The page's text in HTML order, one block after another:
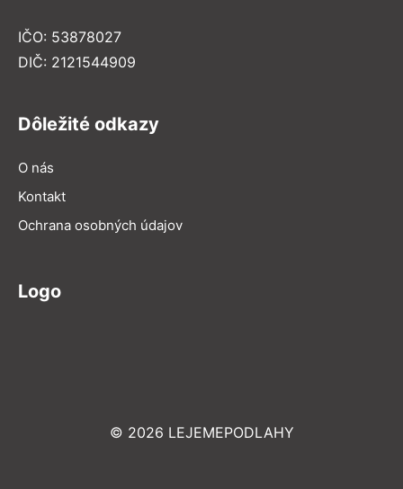
IČO: 53878027
DIČ: 2121544909
Dôležité odkazy
O nás
Kontakt
Ochrana osobných údajov
Logo
© 2026 LEJEMEPODLAHY